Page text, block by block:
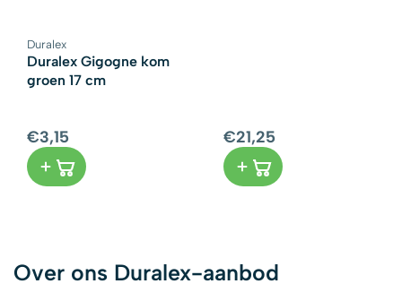
Leverancier:
Duralex
Duralex Gigogne kom
groen 17 cm
€3,15 €21,25
Over ons Duralex-aanbod